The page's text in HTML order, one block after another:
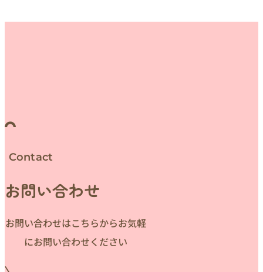
Contact
お問い合わせ
お問い合わせはこちらからお気軽
にお問い合わせください